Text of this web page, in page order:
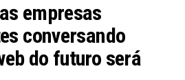
empresas
conversando
do futuro será